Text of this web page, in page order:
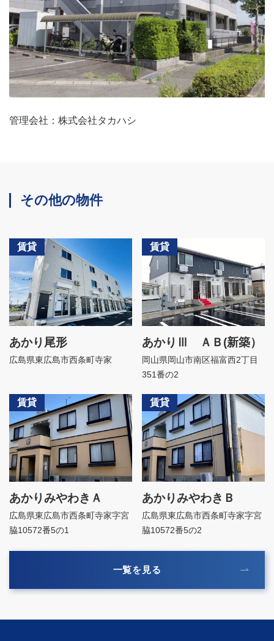
管理会社：株式会社タカハシ
その他の物件
賃貸
あかり尾形
広島県東広島市西条町寺家
賃貸
あかりⅢ ＡＢ(新築）
岡山県岡山市南区福富西2丁目
351番の2
賃貸
あかりみやわきＡ
広島県東広島市西条町寺家字宮
脇10572番5の1
賃貸
あかりみやわきＢ
広島県東広島市西条町寺家字宮
脇10572番5の2
一覧を見る